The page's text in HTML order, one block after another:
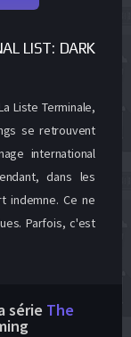
LIST: DARK
Liste Terminale,
se retrouvent
international
dans les
indemne. Ce ne
Parfois, c'est
série The